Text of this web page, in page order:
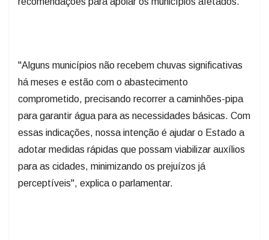
"Alguns municípios não recebem chuvas significativas
há meses e estão com o abastecimento
comprometido, precisando recorrer a caminhões-pipa
para garantir água para as necessidades básicas. Com
essas indicações, nossa intenção é ajudar o Estado a
adotar medidas rápidas que possam viabilizar auxílios
para as cidades, minimizando os prejuízos já
perceptíveis", explica o parlamentar.